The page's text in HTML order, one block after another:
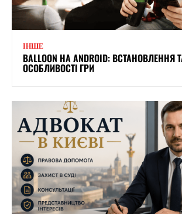
ІНШЕ
BALLOON НА ANDROID: ВСТАНОВЛЕННЯ
ОСОБЛИВОСТІ ГРИ